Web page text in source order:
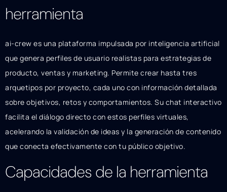
herramienta
ai-crew es una plataforma impulsada por inteligencia artificial
que genera perfiles de usuario realistas para estrategias de
producto, ventas y marketing. Permite crear hasta tres
arquetipos por proyecto, cada uno con información detallada
sobre objetivos, retos y comportamientos. Su chat interactivo
facilita el diálogo directo con estos perfiles virtuales,
acelerando la validación de ideas y la generación de contenido
que conecta efectivamente con tu público objetivo.
Capacidades de la herramienta